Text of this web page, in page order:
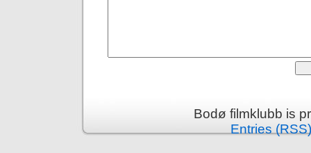
Bodø filmklubb is
Entries (RSS)